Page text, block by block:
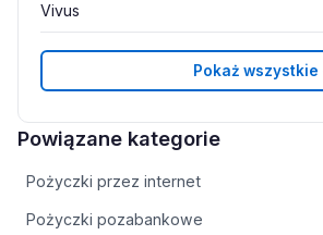
Vivus
Pokaż
Powiązane kategorie
Pożyczki przez internet
Pożyczki pozabankowe